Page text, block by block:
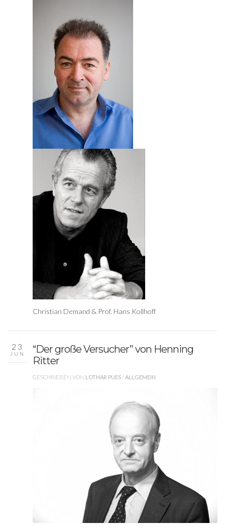
Christian Demand & Prof. Hans Kollhoff
23
JUN
“Der große Versucher” von Henning
Ritter
GESCHRIEBEN VON LOTHAR PUES/ALLGEMEIN